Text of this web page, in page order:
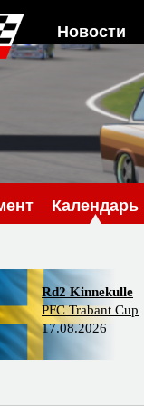
Новости
Календарь
Rd2 Kinnekulle
PFC Trabant Cup
17.08.2026